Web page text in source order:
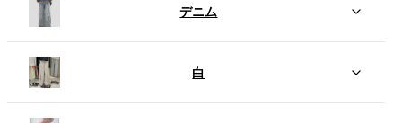
デニム
白